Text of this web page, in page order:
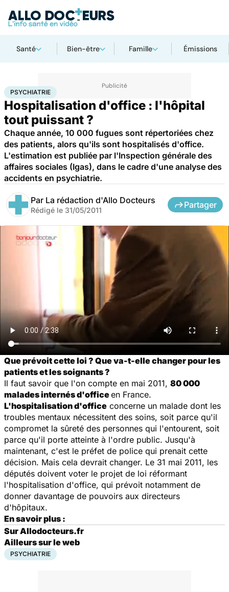
Santé Bien-être Famille Émissions
AccueilBien-être Psychiatrie
PSYCHIATRIE
Hospitalisation d'office : l'hôpital
tout puissant ?
Chaque année, 10 000 fugues sont répertoriées chez
des patients, alors qu'ils sont hospitalisés d'office.
L'estimation est publiée par l'Inspection générale des
affaires sociales (Igas), dans le cadre d'une analyse des
accidents en psychiatrie.
Par La rédaction d'Allo Docteurs
Rédigé le 31/05/2011
Partager
Que prévoit cette loi ? Que va-t-elle changer pour les
patients et les soignants ?
Il faut savoir que l'on compte en mai 2011, 80 000
malades internés d'officeen France.
L'hospitalisation d'office concerne un malade dont les
troubles mentaux nécessitent des soins, soit parce qu'il
compromet la sûreté des personnes qui l'entourent, soit
parce qu'il porte atteinte à l'ordre public. Jusqu'à
maintenant, c'est le préfet de police qui prenait cette
décision. Mais cela devrait changer. Le 31 mai 2011, les
députés doivent voter le projet de loi réformant
l'hospitalisation d'office, qui prévoit notamment de
donner davantage de pouvoirs aux directeurs
d'hôpitaux.
En savoir plus :
Sur Allodocteurs.fr
Ailleurs sur le web
PSYCHIATRIE